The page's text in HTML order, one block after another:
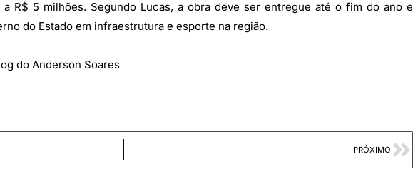
R$ 5 milhões. Segundo Lucas, a obra deve ser entregue até o fim do ano e
do Estado em infraestrutura e esporte na região.
do Anderson Soares
PRÓXIMO